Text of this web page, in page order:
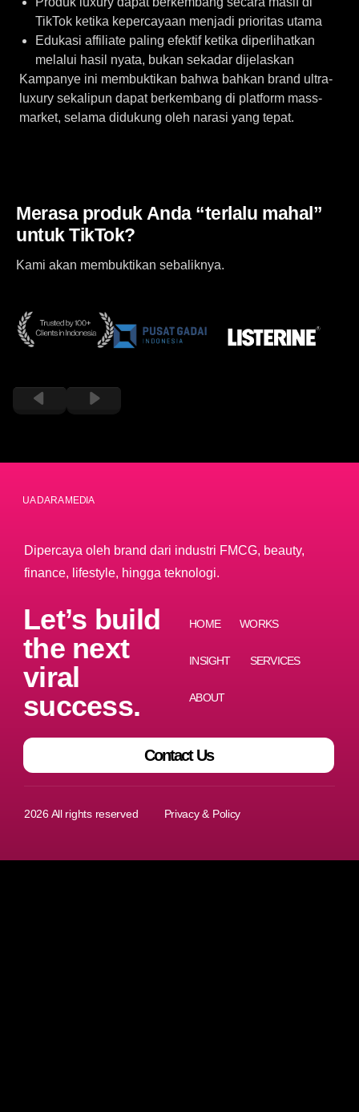
TikTok ketika kepercayaan menjadi prioritas utama
Edukasi affiliate paling efektif ketika diperlihatkan
melalui hasil nyata, bukan sekadar dijelaskan
Kampanye ini membuktikan bahwa bahkan brand ultra-
luxury sekalipun dapat berkembang di platform mass-
market, selama didukung oleh narasi yang tepat.
Merasa produk Anda “terlalu mahal”
untuk TikTok?
Kami akan membuktikan sebaliknya.
PT DUA DARA MEDIA
Dipercaya oleh brand dari industri FMCG, beauty,
finance, lifestyle, hingga teknologi.
Let’s build
the next
viral
success.
HOME WORKS
INSIGHT SERVICES
ABOUT
Contact Us
2026 All rights reserved Privacy & Policy